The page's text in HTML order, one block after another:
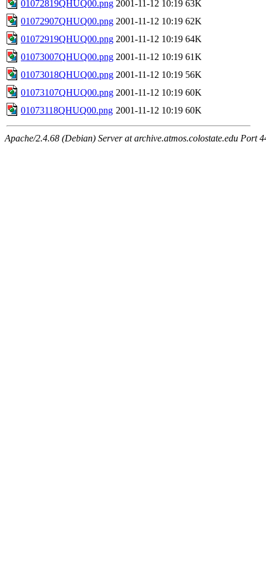
01072819QHUQ00.png 2001-11-12 10:19 63K
01072907QHUQ00.png 2001-11-12 10:19 62K
01072919QHUQ00.png 2001-11-12 10:19 64K
01073007QHUQ00.png 2001-11-12 10:19 61K
01073018QHUQ00.png 2001-11-12 10:19 56K
01073107QHUQ00.png 2001-11-12 10:19 60K
01073118QHUQ00.png 2001-11-12 10:19 60K
Apache/2.4.68 (Debian) Server at archive.atmos.colostate.edu Port